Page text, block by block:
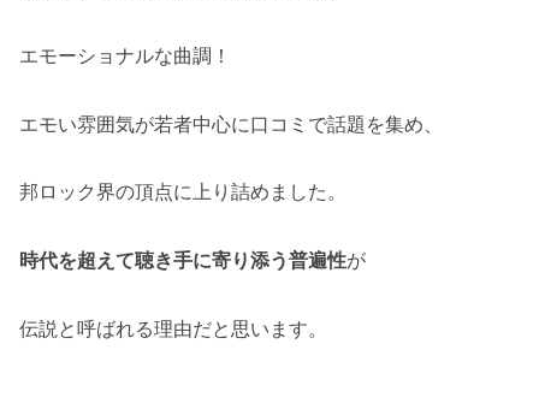
エモーショナルな曲調！
エモい雰囲気が若者中心に口コミで話題を集め、
邦ロック界の頂点に上り詰めました。
時代を超えて聴き手に寄り添う普遍性が
伝説と呼ばれる理由だと思います。